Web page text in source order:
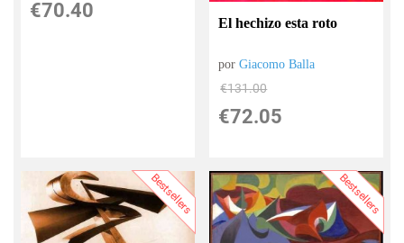
€70.40
El hechizo esta roto
porGiacomo Balla
€131.00
€72.05
Bestsellers Bestsellers